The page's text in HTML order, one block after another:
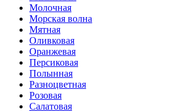
Молочная
Морская волна
Мятная
Оливковая
Оранжевая
Персиковая
Полынная
Разноцветная
Розовая
Салатовая